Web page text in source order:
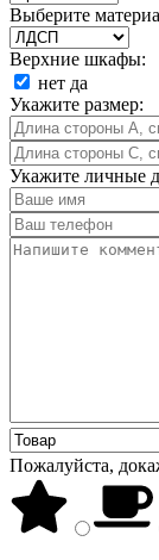
Выберите
Верхние шкафы:
нет да
Укажите размер:
Укажите личные
Пожалуйста,